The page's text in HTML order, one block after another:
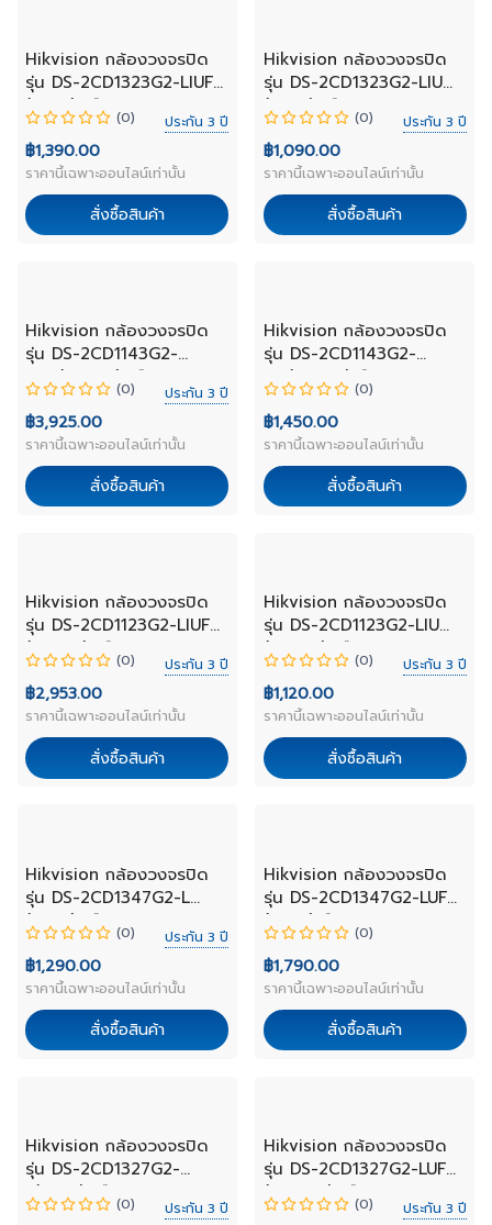
Hikvision กล้องวงจรปิด
รุ่น DS-2CD1323G2-LIUF
(4mm) เลือกเลนส์
(0) ประกัน 3 ปี
฿1,390.00
ราคานี้เฉพาะออนไลน์เท่านั้น
สั่งซื้อสินค้า
Hikvision กล้องวงจรปิด
รุ่น DS-2CD1323G2-LIU
(4mm) เลือกเลนส์
(0) ประกัน 3 ปี
฿1,090.00
ราคานี้เฉพาะออนไลน์เท่านั้น
สั่งซื้อสินค้า
Hikvision กล้องวงจรปิด
รุ่น DS-2CD1143G2-
LIUF(2.8mm) เลือกเลนส์
(0) ประกัน 3 ปี
฿3,925.00
ราคานี้เฉพาะออนไลน์เท่านั้น
สั่งซื้อสินค้า
Hikvision กล้องวงจรปิด
รุ่น DS-2CD1143G2-
LIU(2.8mm)เลือกเลนส์
(0)
฿1,450.00
ราคานี้เฉพาะออนไลน์เท่านั้น
สั่งซื้อสินค้า
Hikvision กล้องวงจรปิด
รุ่น DS-2CD1123G2-LIUF
(2.8mm) เลือกเลนส์
(0) ประกัน 3 ปี
฿2,953.00
ราคานี้เฉพาะออนไลน์เท่านั้น
สั่งซื้อสินค้า
Hikvision กล้องวงจรปิด
รุ่น DS-2CD1123G2-LIU
(2.8mm) เลือกเลนส์
(0) ประกัน 3 ปี
฿1,120.00
ราคานี้เฉพาะออนไลน์เท่านั้น
สั่งซื้อสินค้า
Hikvision กล้องวงจรปิด
รุ่น DS-2CD1347G2-L
(4mm) เลือกเลนส์
(0) ประกัน 3 ปี
฿1,290.00
ราคานี้เฉพาะออนไลน์เท่านั้น
สั่งซื้อสินค้า
Hikvision กล้องวงจรปิด
รุ่น DS-2CD1347G2-LUF
(4mm)เลือกเลนส์
(0)
฿1,790.00
ราคานี้เฉพาะออนไลน์เท่านั้น
สั่งซื้อสินค้า
Hikvision กล้องวงจรปิด
รุ่น DS-2CD1327G2-
L(4mm) เลือกเลนส์
(0) ประกัน 3 ปี
Hikvision กล้องวงจรปิด
รุ่น DS-2CD1327G2-LUF
(2.8 mm) เลือกเลนส์
(0) ประกัน 3 ปี